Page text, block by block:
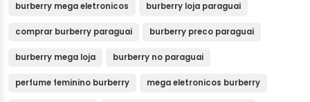
burberry mega eletronicos burberry loja paraguai
comprar burberry paraguai burberry preco paraguai
burberry mega loja burberry no paraguai
perfume feminino burberry mega eletronicos burberry